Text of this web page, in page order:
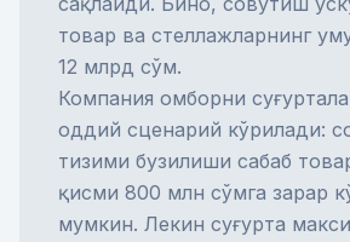
товар ва стеллажларнинг
12 млрд сўм.
Компания омборни
оддий сценарий кўрилади:
тизими бузилиши сабаб
қисми 800 млн сўмга зарар
мумкин. Лекин суғурта